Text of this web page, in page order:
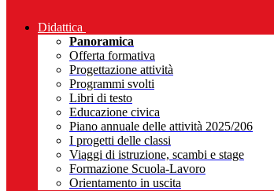
Didattica
Panoramica
Offerta formativa
Progettazione attività
Programmi svolti
Libri di testo
Educazione civica
Piano annuale delle attività 2025/206
I progetti delle classi
Viaggi di istruzione, scambi e stage
Formazione Scuola-Lavoro
Orientamento in uscita